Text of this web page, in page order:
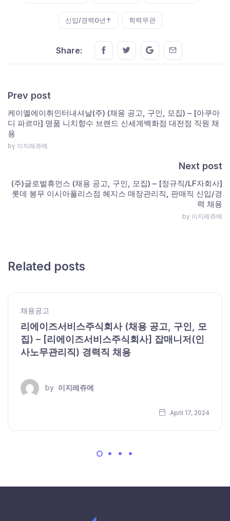
신입/경력0년↑ 학력무관
Share: Share this on FaceBook
Share this on Twitter
Share this on GMail
Share this on
Prev post
케이엘에이취인터내셔날(주) (채용 공고, 구인, 모집) – [아쿠아
디 파르마] 명품 니치향수 브랜드 신세계백화점 대전점 직원 채
용
by 이지레쥬메
Next post
(주)글로벌휴먼스 (채용 공고, 구인, 모집) – [정규직/LF자회사]
롯데 봉무 이시아폴리스점 헤지스 매장관리직, 판매직 신입/경
력 채용
by 이지레쥬메
Related posts
채용공고
리에이즈서비스주식회사 (채용 공고, 구인, 모
집) – [리에이즈서비스주식회사] 잡매니저(인
사노무관리직) 경력직 채용
by 이지레쥬메
April 17, 2024